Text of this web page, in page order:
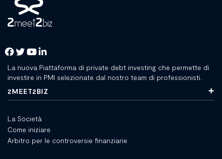
La nuova Piattaforma di private debt investing che permette di
investire in PMI selezionate dal nostro team di professionisti.
2MEET2BIZ
La Società
Come iniziare
Arbitro per le controversie finanziarie